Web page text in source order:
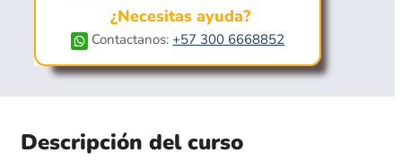
¿Necesitas ayuda?
Contactanos:+57 300 6668852
Descripción del curso